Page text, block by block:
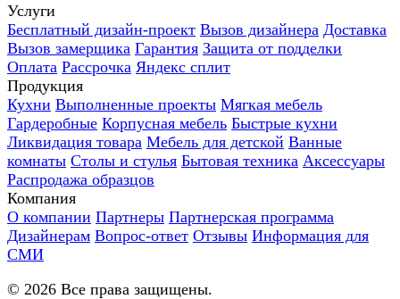
Услуги
Бесплатный дизайн-проект Вызов дизайнера Доставка
Вызов замерщика Гарантия Защита от подделки
Оплата Рассрочка Яндекс сплит
Продукция
Кухни Выполненные проекты Мягкая мебель
Гардеробные Корпусная мебель Быстрые кухни
Ликвидация товара Мебель для детской Ванные
комнаты Столы и стулья Бытовая техника Аксессуары
Распродажа образцов
Компания
О компании Партнеры Партнерская программа
Дизайнерам Вопрос-ответ Отзывы Информация для
СМИ
© 2026 Все права защищены.